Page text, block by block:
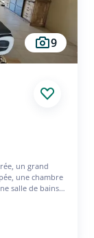
9
un grand
une chambre
salle de bains,
et un
sur les
le site